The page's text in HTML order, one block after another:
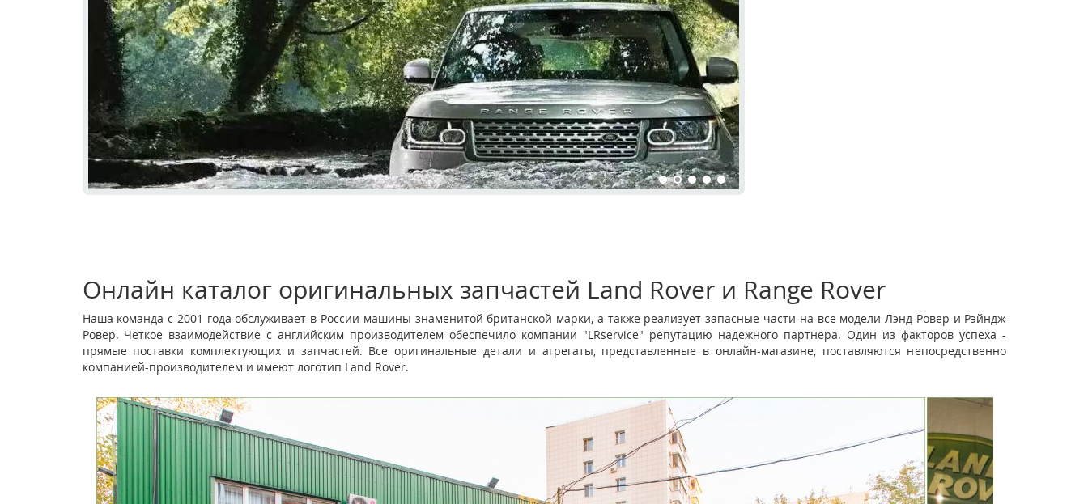
ОРИГИНАЛЬНЫЕ И НЕОРИГИНАЛЬНЫЕ
ЗАПАСНЫЕ ЧАСТИ
АВТОСЕРВИС С 15 ЛЕТНИМ ОПЫТОМ
РАБОТЫ
Онлайн каталог оригинальных запчастей Land Rover и Range Rover
Наша команда с 2001 года обслуживает в России машины знаменитой британской марки, а также реализует запасные части на все модели Лэнд Ровер и Рэйндж
Ровер. Четкое взаимодействие с английским производителем обеспечило компании "LRservice" репутацию надежного партнера. Один из факторов успеха -
прямые поставки комплектующих и запчастей. Все оригинальные детали и агрегаты, представленные в онлайн-магазине, поставляются непосредственно
компанией-производителем и имеют логотип Land Rover.